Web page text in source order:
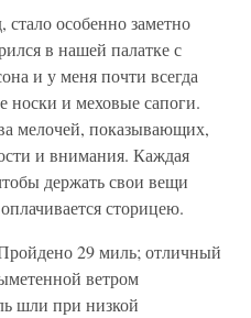
стало особенно заметно
в нашей палатке с
и у меня почти всегда
носки и меховые сапоги.
мелочей, показывающих,
и внимания. Каждая
держать свои вещи
сторицею.
29 миль; отличный
ветром
шли при низкой